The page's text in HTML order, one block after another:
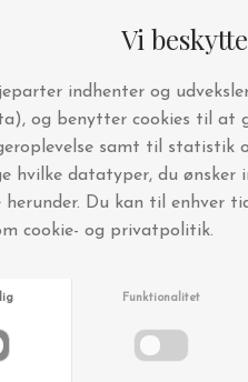
Andre købte også